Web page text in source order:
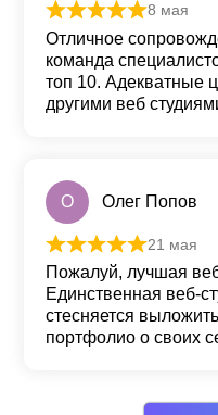
Оценка
8 мая
Отличное
команда
топ 10. Адекватные
другими веб
О Олег Попов
Оценка
21 мая
Пожалуй, лучшая
Единственная веб-
стесняется
портфолио о своих